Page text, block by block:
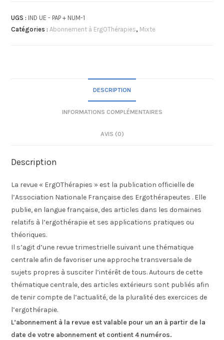
UGS : IND UE - PAP + NUM-1
Catégories :Abonnement à ErgOThérapies, Mixte
DESCRIPTION
INFORMATIONS COMPLÉMENTAIRES
AVIS (0)
Description
La revue « ErgOThérapies » est la publication officielle de
l’Association Nationale Française des Ergothérapeutes . Elle
publie, en langue française, des articles dans les domaines
relatifs à l’ergothérapie et ses applications pratiques ou
théoriques.
Il s’agit d’une revue trimestrielle suivant une thématique
centrale afin de favoriser une approche transversale de
sujets propres à susciter l’intérêt de tous. Autours de cette
thématique centrale, des articles extérieurs sont publiés afin
de tenir compte de l’actualité, de la pluralité des exercices de
l’ergothérapie.
L’abonnement à la revue est valable pour un an à partir de la
date de votre abonnement et contient 4 numéros.